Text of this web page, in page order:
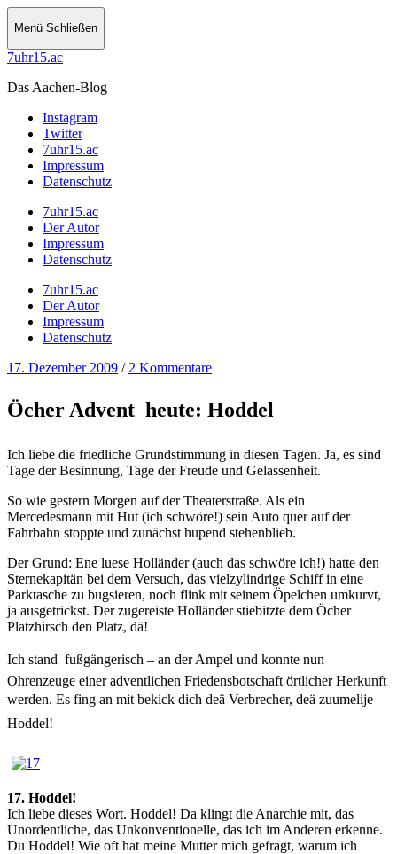
Menü Schließen
7uhr15.ac
Das Aachen-Blog
Instagram
Twitter
7uhr15.ac
Impressum
Datenschutz
7uhr15.ac
Der Autor
Impressum
Datenschutz
7uhr15.ac
Der Autor
Impressum
Datenschutz
17. Dezember 2009 / 2 Kommentare
Öcher Advent  heute: Hoddel
Ich liebe die friedliche Grundstimmung in diesen Tagen. Ja, es sind
Tage der Besinnung, Tage der Freude und Gelassenheit.
So wie gestern Morgen auf der Theaterstraße. Als ein
Mercedesmann mit Hut (ich schwöre!) sein Auto quer auf der
Fahrbahn stoppte und zunächst hupend stehenblieb.
Der Grund: Ene luese Holländer (auch das schwöre ich!) hatte den
Sternekapitän bei dem Versuch, das vielzylindrige Schiff in eine
Parktasche zu bugsieren, noch flink mit seinem Öpelchen umkurvt,
ja ausgetrickst. Der zugereiste Holländer stiebitzte dem Öcher
Platzhirsch den Platz, dä!
Ich stand  fußgängerisch – an der Ampel und konnte nun
Ohrenzeuge einer adventlichen Friedensbotschaft örtlicher Herkunft
werden. Es fing an mit bekick dich deä Verbrecher, deä zuumelije
Hoddel!
17. Hoddel!
Ich liebe dieses Wort. Hoddel! Da klingt die Anarchie mit, das
Unordentliche, das Unkonventionelle, das ich im Anderen erkenne.
Du Hoddel! Wie oft hat meine Mutter mich gefragt, warum ich